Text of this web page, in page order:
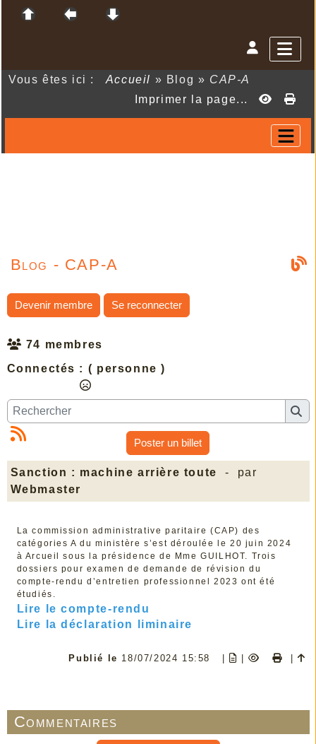
Vous êtes ici : Accueil » Blog » CAP-A
Imprimer la page...
Blog - CAP-A
Devenir membre Se reconnecter
74 membres
Connectés : ( personne )
Poster un billet
Sanction : machine arrière toute
- par
Webmaster
La commission administrative paritaire (CAP) des
catégories A du ministère s’est déroulée le 20 juin 2024
à Arcueil sous la présidence de Mme GUILHOT. Trois
dossiers pour examen de demande de révision du
compte-rendu d’entretien professionnel 2023 ont été
étudiés.
Lire le compte-rendu
Lire la déclaration liminaire
Publié le 18/07/2024 15:58 | | |
Commentaires